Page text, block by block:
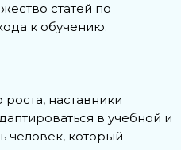
статей по
к обучению.
наставники
в учебной и
человек, который